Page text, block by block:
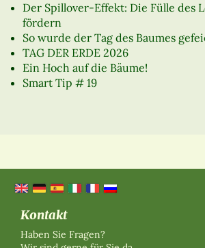
Der Spillover-Effekt: Die Fülle des
fördern
So wurde der Tag des Baumes
TAG DER ERDE 2026
Ein Hoch auf die Bäume!
Smart Tip # 19
Kontakt
Haben Sie Fragen?